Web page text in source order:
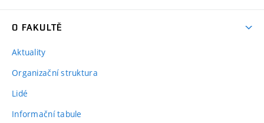
O FAKULTĚ
Aktuality
Organizační struktura
Lidé
Informační tabule